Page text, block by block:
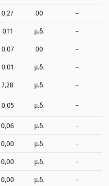
0,27 00 –
0,11 μ.δ. –
0,07 00 –
0,01 μ.δ. –
7,28 μ.δ. –
0,05 μ.δ. –
0,06 μ.δ. –
0,00 μ.δ. –
0,00 μ.δ. –
0,00 μ.δ. –